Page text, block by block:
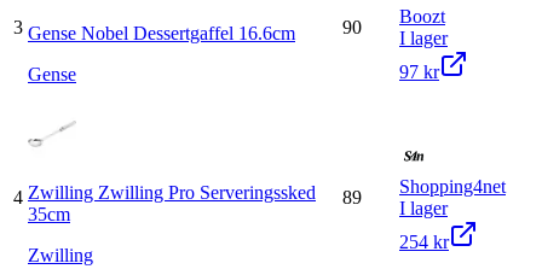
3 Gense Nobel Dessertgaffel 16.6cm
Gense
90
Boozt
I lager
97 kr
4 Zwilling Zwilling Pro Serveringssked
35cm
Zwilling
89
Shopping4net
I lager
254 kr